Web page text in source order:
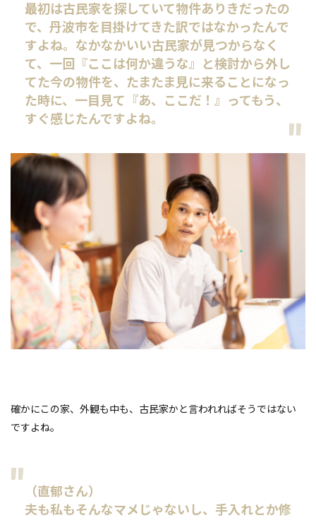
最初は古民家を探していて物件ありきだったの
で、丹波市を目掛けてきた訳ではなかったんで
すよね。なかなかいい古民家が見つからなく
て、一回『ここは何か違うな』と検討から外し
てた今の物件を、たまたま見に来ることになっ
た時に、一目見て『あ、ここだ！』ってもう、
すぐ感じたんですよね。
確かにこの家、外観も中も、古民家かと言われればそうではない
ですよね。
（直郁さん）
夫も私もそんなマメじゃないし、手入れとか修